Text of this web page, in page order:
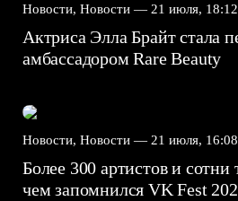
Новости, Новости — 21 июля, 18:12
Актриса Элла Брайт стала
амбассадором Rare Beauty
Новости, Новости — 21 июля, 16:08
Более 300 артистов и сотни
чем запомнился VK Fest